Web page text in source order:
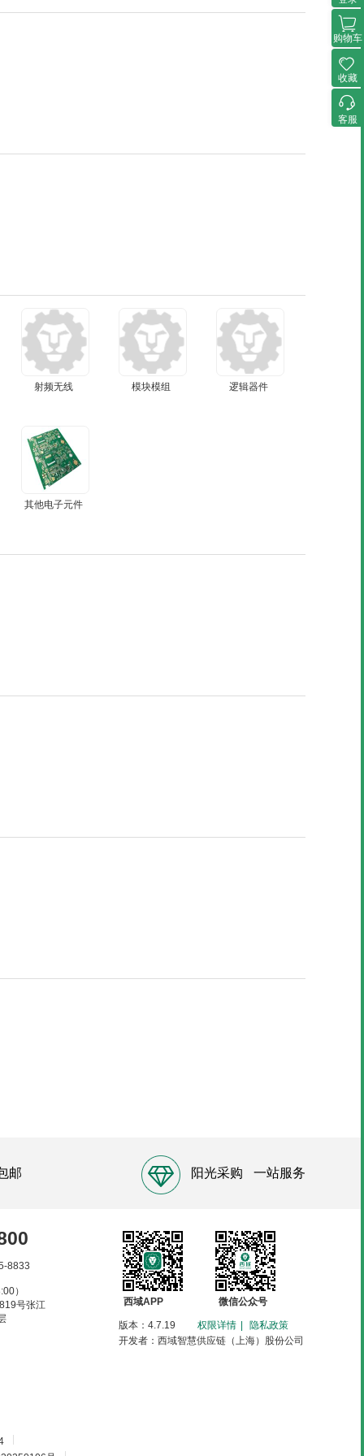
射频无线 模块模组 逻辑器件
其他电子元件
邮 阳光采购 一站服务
8833
）
号张江
微信公众号
西域APP
版本：4.7.19 权限详情
隐私政策
开发者：西域智慧供应链（上海）股份公司
购物车
收藏
客服